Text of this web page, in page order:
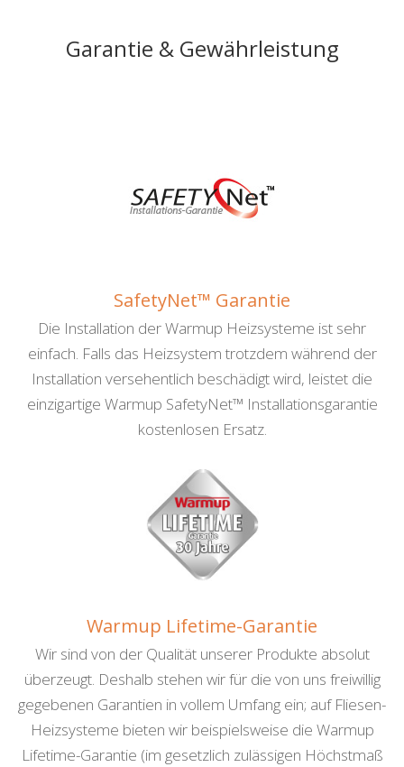
Garantie & Gewährleistung
SafetyNet™ Garantie
Die Installation der Warmup Heizsysteme ist sehr
einfach. Falls das Heizsystem trotzdem während der
Installation versehentlich beschädigt wird, leistet die
einzigartige Warmup SafetyNet™ Installations­garantie
kostenlosen Ersatz.
Warmup Lifetime-Garantie
Wir sind von der Qualität unserer Produkte absolut
überzeugt. Deshalb stehen wir für die von uns freiwillig
gegebenen Garantien in vollem Umfang ein; auf Fliesen-
Heiz­systeme bieten wir beispielsweise die Warmup
Lifetime-Garantie (im gesetzlich zulässigen Höchstmaß